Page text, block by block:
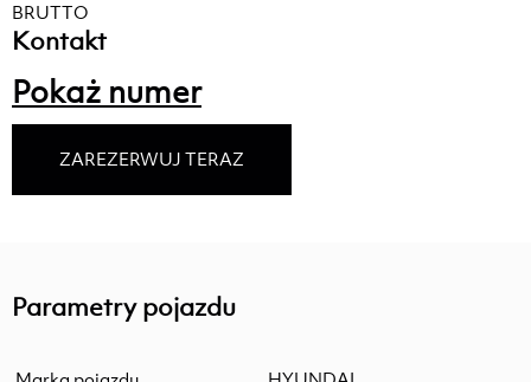
BRUTTO
Kontakt
Pokaż numer
ZAREZERWUJ TERAZ
Parametry pojazdu